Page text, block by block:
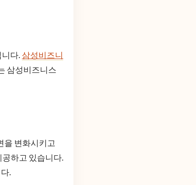
다. 삼성비즈니
삼성비즈니스
을 변화시키고
하고 있습니다.
.